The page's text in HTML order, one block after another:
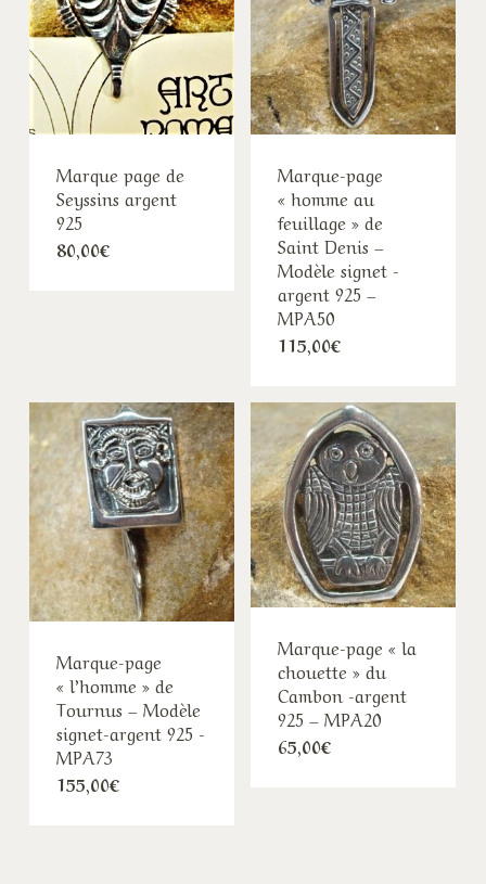
Marque page de
Seyssins argent
925
80,00€
Marque-page
« homme au
feuillage » de
Saint Denis –
Modèle signet -
argent 925 –
MPA50
115,00€
Marque-page
« l’homme » de
Tournus – Modèle
signet-argent 925 -
MPA73
155,00€
Marque-page « la
chouette » du
Cambon -argent
925 – MPA20
65,00€